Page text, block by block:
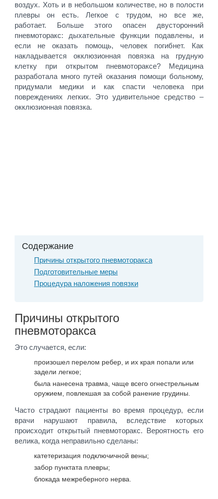
воздух. Хоть и в небольшом количестве, но в полости
плевры он есть. Легкое с трудом, но все же,
работает. Больше этого опасен двусторонний
пневмоторакс: дыхательные функции подавлены, и
если не оказать помощь, человек погибнет. Как
накладывается окклюзионная повязка на грудную
клетку при открытом пневмотораксе? Медицина
разработала много путей оказания помощи больному,
придумали медики и как спасти человека при
повреждениях легких. Это удивительное средство –
окклюзионная повязка.
Содержание
Причины открытого пневмоторакса
Подготовительные меры
Процедура наложения повязки
Причины открытого
пневмоторакса
Это случается, если:
произошел перелом ребер, и их края попали или
задели легкое;
была нанесена травма, чаще всего огнестрельным
оружием, повлекшая за собой ранение грудины.
Часто страдают пациенты во время процедур, если
врачи нарушают правила, вследствие которых
происходит открытый пневмоторакс. Вероятность его
велика, когда неправильно сделаны:
катетеризация подключичной вены;
забор пунктата плевры;
блокада межреберного нерва.